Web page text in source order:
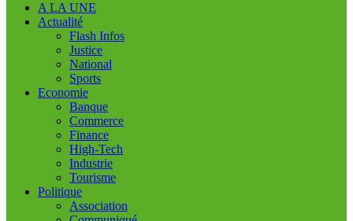
A LA UNE
Actualité
Flash Infos
Justice
National
Sports
Economie
Banque
Commerce
Finance
High-Tech
Industrie
Tourisme
Politique
Association